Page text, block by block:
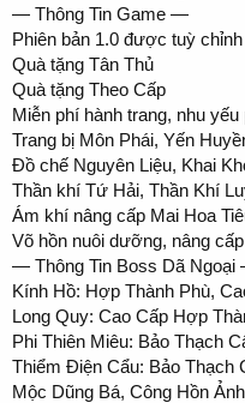
— Thông Tin Game —
Phiên bản 1.0 được tuỳ
Quà tặng Tân Thủ
Quà tặng Theo Cấp
Miễn phí hành trang, nhu yếu
Trang bị Môn Phái, Yến
Đồ chế Nguyên Liệu, Khai
Thần khí Tứ Hải, Thần Khí
Ám khí nâng cấp Mai Hoa
Võ hồn nuôi dưỡng, nâng
— Thông Tin Boss Dã
Kính Hồ: Hợp Thành Phù,
Long Quy: Cao Cấp Hợp
Phi Thiên Miêu: Bảo Thạch
Thiểm Điện Cẩu: Bảo Thạch
Mộc Dũng Bá, Công Hồn